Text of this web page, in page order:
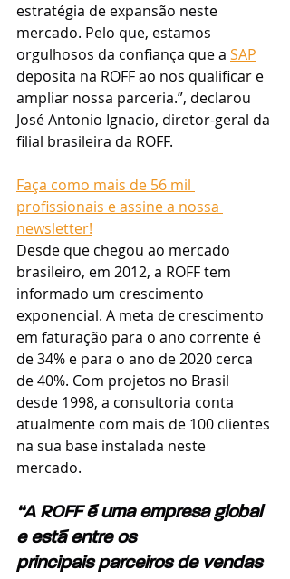
estratégia de expansão neste
mercado. Pelo que, estamos
orgulhosos da confiança que a SAP
deposita na ROFF ao nos qualificar e
ampliar nossa parceria.”, declarou
José Antonio Ignacio, diretor-geral da
filial brasileira da ROFF.
Faça como mais de 56 mil
profissionais e assine a nossa
newsletter!
Desde que chegou ao mercado
brasileiro, em 2012, a ROFF tem
informado um crescimento
exponencial. A meta de crescimento
em faturação para o ano corrente é
de 34% e para o ano de 2020 cerca
de 40%. Com projetos no Brasil
desde 1998, a consultoria conta
atualmente com mais de 100 clientes
na sua base instalada neste
mercado.
“A ROFF é uma empresa global
e está entre os
principais parceiros de vendas